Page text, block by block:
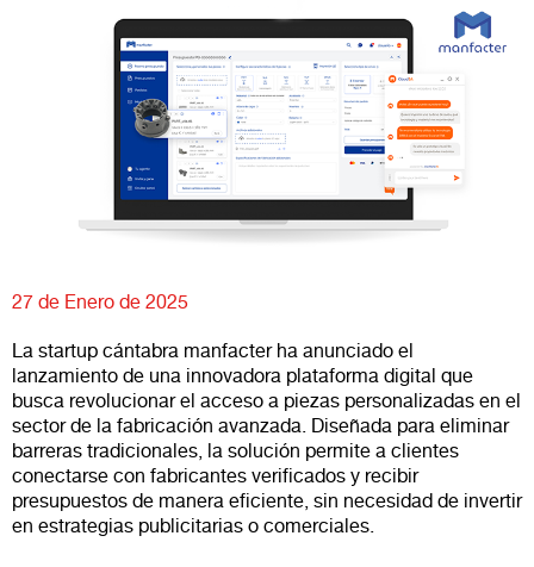
27 de Enero de 2025
La startup cántabra manfacter ha anunciado el
lanzamiento de una innovadora plataforma digital que
busca revolucionar el acceso a piezas personalizadas en el
sector de la fabricación avanzada. Diseñada para eliminar
barreras tradicionales, la solución permite a clientes
conectarse con fabricantes verificados y recibir
presupuestos de manera eficiente, sin necesidad de invertir
en estrategias publicitarias o comerciales.